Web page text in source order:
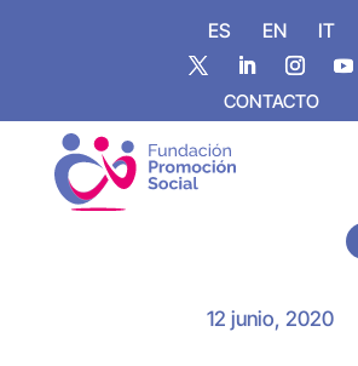
ES EN IT
CONTACTO
12 junio, 2020